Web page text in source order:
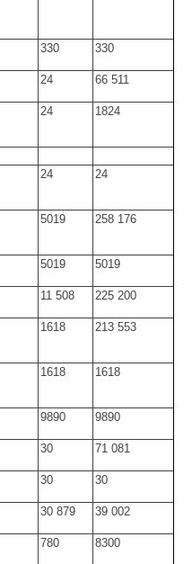
330 330
24 66 511
24 1824
24 24
5019 258 176
5019 5019
11 508 225 200
1618 213 553
1618 1618
9890 9890
30 71 081
30 30
30 879 39 002
780 8300